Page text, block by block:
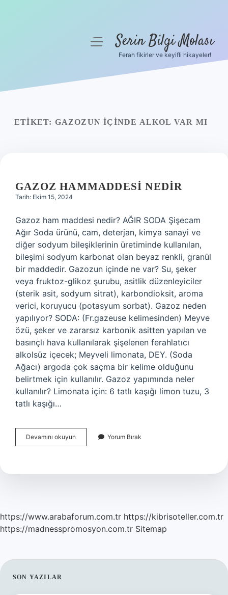
Yasal Uyarı
menüyüSerin Bilgi Molası
Ferah fikirler ve keyifli hikayeler!
ETIKET: GAZOZUN IÇINDE ALKOL VAR MI
GAZOZ HAMMADDESI NEDIR
Tarih: Ekim 15, 2024
Gazoz ham maddesi nedir? AĞIR SODA Şişecam
Ağır Soda ürünü, cam, deterjan, kimya sanayi ve
diğer sodyum bileşiklerinin üretiminde kullanılan,
bileşimi sodyum karbonat olan beyaz renkli, granül
bir maddedir. Gazozun içinde ne var? Su, şeker
veya fruktoz-glikoz şurubu, asitlik düzenleyiciler
(sterik asit, sodyum sitrat), karbondioksit, aroma
verici, koruyucu (potasyum sorbat). Gazoz neden
yapılıyor? SODA: (Fr.gazeuse kelimesinden) Meyve
özü, şeker ve zararsız karbonik asitten yapılan ve
basınçlı hava kullanılarak şişelenen ferahlatıcı
alkolsüz içecek; Meyveli limonata, DEY. (Soda
Ağacı) argoda çok saçma bir kelime olduğunu
belirtmek için kullanılır. Gazoz yapımında neler
kullanılır? Limonata için: 6 tatlı kaşığı limon tuzu, 3
tatlı kaşığı…
Devamını okuyun
Hammaddesi
Yorum Bırak
https://www.arabaforum.com.tr https://kibrisoteller.com.tr
https://madnesspromosyon.com.tr Sitemap
SIDEBAR
SON YAZILAR